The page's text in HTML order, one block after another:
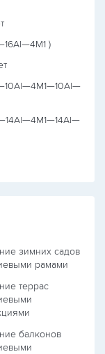
)
зимних садов
рамами
террас
балконов